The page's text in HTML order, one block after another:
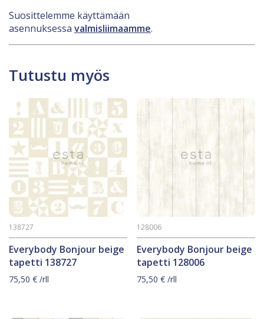
Suosittelemme käyttämään
asennuksessa valmisliimaamme.
Tutustu myös
Everybody Bonjour beige
tapetti 138727
138727
75,50 € /rll
Everybody Bonjour beige
tapetti 128006
128006
75,50€ /rll